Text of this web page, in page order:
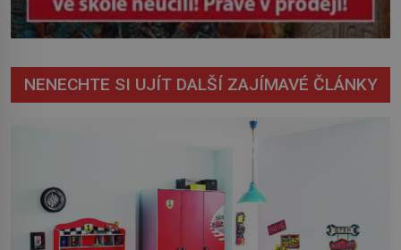
NENECHTE SI UJÍT DALŠÍ ZAJÍMAVÉ ČLÁNKY